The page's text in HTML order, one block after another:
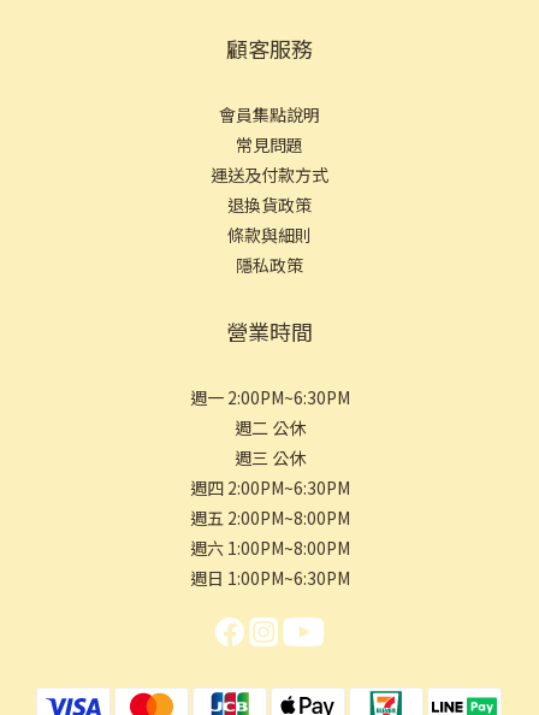
顧客服務
會員集點說明
常見問題
運送及付款方式
退換貨政策
條款與細則
隱私政策
營業時間
週一 2:00PM~6:30PM
週二 公休
週三 公休
週四 2:00PM~6:30PM
週五 2:00PM~8:00PM
週六 1:00PM~8:00PM
週日 1:00PM~6:30PM